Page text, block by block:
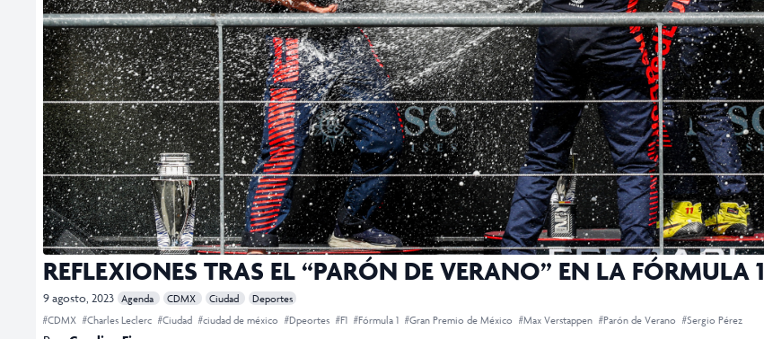
REFLEXIONES TRAS EL “PARÓN DE VERANO” EN LA FÓRMULA 1
9 agosto, 2023 Agenda CDMX Ciudad
Deportes
#CDMX #Charles Leclerc #Ciudad #ciudad de méxico #Dpeortes #F1 #Fórmula 1 #Gran Premio de México #Max Verstappen #Parón de Verano #Sergio Pérez